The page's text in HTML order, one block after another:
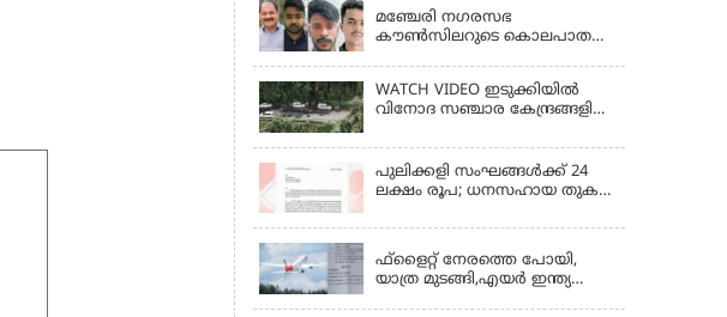
മഞ്ചേരി നഗരസഭ
കൗൺസിലറുടെ കൊലപാതകം:
WATCH VIDEO ഇടുക്കിയിൽ
വിനോദ സഞ്ചാര കേന്ദ്രങ്ങളിലെ
പുലിക്കളി സംഘങ്ങള്‍ക്ക് 24
ലക്ഷം രൂപ; ധനസഹായ തുക
ഫ്ളൈറ്റ് നേരത്തെ പോയി,
യാത്ര മുടങ്ങി,എയർ ഇന്ത്യ